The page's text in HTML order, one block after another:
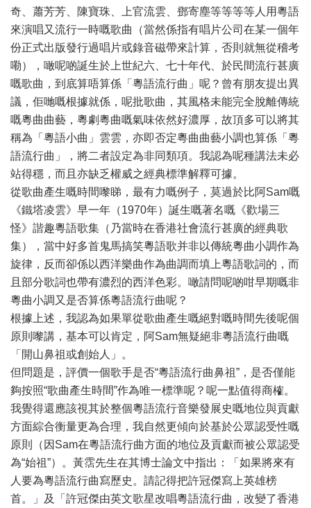
奇、蕭芳芳、陳寶珠、上官流雲、鄧寄塵等等等等人用粵語
來演唱又流行一時嘅歌曲（當然係指有唱片公司在某一個年
份正式出版發行過唱片或錄音磁帶來計算，否則就無從稽考
嘞），噉呢啲誕生於上世紀六、七十年代、於民間流行甚廣
嘅歌曲，到底算唔算係「粵語流行曲」呢？曾有朋友提出異
議，佢哋嘅根據就係，呢批歌曲，其風格未能完全脫離傳統
嘅粵曲曲藝，粵劇粵曲嘅氣味依然好濃厚，故頂多可以將其
稱為「粵語小曲」雲雲，亦即否定粵曲曲藝小調也算係「粵
語流行曲」，將二者設定為非同類項。我認為呢種講法未必
站得穩，而且亦缺乏權威之經典標準解釋可據。
從歌曲產生嘅時間嚟睇，最有力嘅例子，莫過於比阿Sam嘅
《鐵塔凌雲》早一年（1970年）誕生嘅著名嘅《歡場三
怪》諧趣粵語歌集（乃當時在香港社會流行甚廣的經典歌
集），當中好多首鬼馬搞笑粵語歌并非以傳統粵曲小調作為
旋律，反而卻係以西洋樂曲作為曲調而填上粵語歌詞的，而
且部分歌詞也帶有濃烈的西洋色彩。噉請問呢啲咁早期嘅非
粵曲小調又是否算係粵語流行曲呢？
根據上述，我認為如果單從歌曲產生嘅絕對嘅時間先後呢個
原則嚟講，基本可以肯定，阿Sam無疑絕非粵語流行曲嘅
「開山鼻祖或創始人」。
但問題是，評價一個歌手是否“粵語流行曲鼻祖”，是否僅能
夠按照“歌曲產生時間”作為唯一標準呢？呢一點值得商榷。
我覺得還應該視其於整個粵語流行音樂發展史嘅地位與貢獻
方面綜合衡量更為合理，我自然更傾向於基於公眾認受性嘅
原則（因Sam在粵語流行曲方面的地位及貢獻而被公眾認受
為“始祖”）。黃霑先生在其博士論文中指出：「如果將來有
人要為粵語流行曲寫歷史。請記得把許冠傑寫上英雄榜
首。」及「許冠傑由英文歌星改唱粵語流行曲，改變了香港